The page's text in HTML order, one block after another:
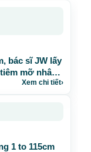
bác sĩ JW lấy
mỡ nhân
Xem chi tiết›
1 to 115cm